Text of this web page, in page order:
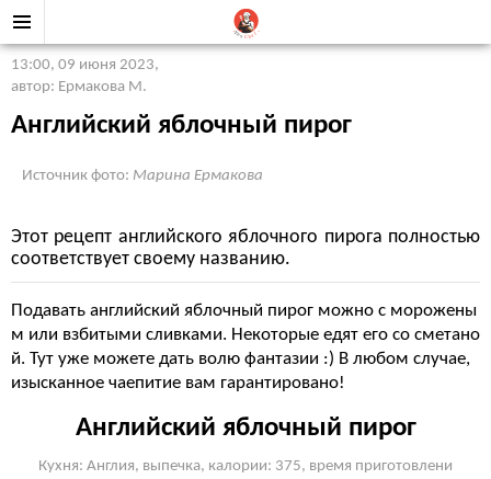
13:00, 09 июня 2023,
автор: Ермакова М.
Английский яблочный пирог
Источник фото: Марина Ермакова
Этот рецепт английского яблочного пирога полностью
соответствует своему названию.
Подавать английский яблочный пирог можно с морожены
м или взбитыми сливками. Некоторые едят его со сметано
й. Тут уже можете дать волю фантазии :) В любом случае,
изысканное чаепитие вам гарантировано!
Английский яблочный пирог
Кухня: Англия, выпечка, калории: 375, время приготовлени